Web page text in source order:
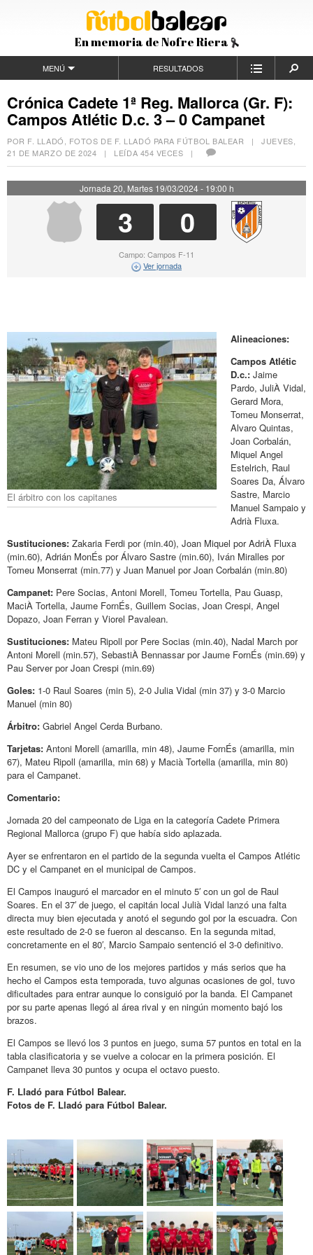
En memoria de Nofre Riera
MENÚ RESULTADOS
Crónica Cadete 1ª Reg. Mallorca (Gr. F):
Campos Atlétic D.c. 3 – 0 Campanet
POR F. LLADÓ, FOTOS DE F. LLADÓ PARA FÚTBOL BALEAR |JUEVES,
21 DE MARZO DE 2024 | LEÍDA 454 VECES |
Jornada 20, Martes 19/03/2024 - 19:00 h
3 0
Campo: Campos F-11
Ver jornada
El árbitro con los capitanes
Alineaciones:
Campos Atlétic
D.c.: Jaime
Pardo, JuliÀ Vidal,
Gerard Mora,
Tomeu Monserrat,
Alvaro Quintas,
Joan Corbalán,
Miquel Angel
Estelrich, Raul
Soares Da, Álvaro
Sastre, Marcio
Manuel Sampaio y
Adrià Fluxa.
Sustituciones: Zakaria Ferdi por (min.40), Joan Miquel por AdriÀ Fluxa
(min.60), Adrián MonÉs por Álvaro Sastre (min.60), Iván Miralles por
Tomeu Monserrat (min.77) y Juan Manuel por Joan Corbalán (min.80)
Campanet: Pere Socias, Antoni Morell, Tomeu Tortella, Pau Guasp,
MaciÀ Tortella, Jaume FornÉs, Guillem Socias, Joan Crespi, Angel
Dopazo, Joan Ferran y Viorel Pavalean.
Sustituciones: Mateu Ripoll por Pere Socias (min.40), Nadal March por
Antoni Morell (min.57), SebastiÀ Bennassar por Jaume FornÉs (min.69) y
Pau Server por Joan Crespi (min.69)
Goles: 1-0 Raul Soares (min 5), 2-0 Julia Vidal (min 37) y 3-0 Marcio
Manuel (min 80)
Árbitro: Gabriel Angel Cerda Burbano.
Tarjetas: Antoni Morell (amarilla, min 48), Jaume FornÉs (amarilla, min
67), Mateu Ripoll (amarilla, min 68) y Macià Tortella (amarilla, min 80)
para el Campanet.
Comentario:
Jornada 20 del campeonato de Liga en la categoría Cadete Primera
Regional Mallorca (grupo F) que había sido aplazada.
Ayer se enfrentaron en el partido de la segunda vuelta el Campos Atlétic
DC y el Campanet en el municipal de Campos.
El Campos inauguró el marcador en el minuto 5′ con un gol de Raul
Soares. En el 37′ de juego, el capitán local Julià Vidal lanzó una falta
directa muy bien ejecutada y anotó el segundo gol por la escuadra. Con
este resultado de 2-0 se fueron al descanso. En la segunda mitad,
concretamente en el 80′, Marcio Sampaio sentenció el 3-0 definitivo.
En resumen, se vio uno de los mejores partidos y más serios que ha
hecho el Campos esta temporada, tuvo algunas ocasiones de gol, tuvo
dificultades para entrar aunque lo consiguió por la banda. El Campanet
por su parte apenas llegó al área rival y en ningún momento bajó los
brazos.
El Campos se llevó los 3 puntos en juego, suma 57 puntos en total en la
tabla clasificatoria y se vuelve a colocar en la primera posición. El
Campanet lleva 30 puntos y ocupa el octavo puesto.
F. Lladó para Fútbol Balear.
Fotos de F. Lladó para Fútbol Balear.